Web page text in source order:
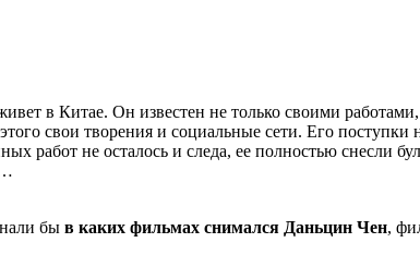
в Китае. Он известен не только своими работами,
свои творения и социальные сети. Его
работ не осталось и следа, ее полностью снесли
бы в каких фильмах снимался Даньцин Чен,